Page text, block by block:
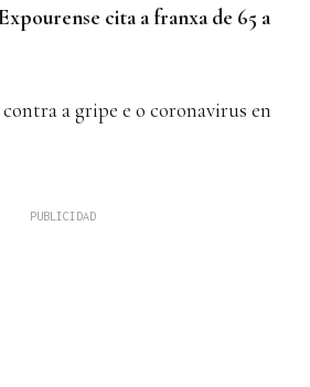
cita a franxa de 65 a
a gripe e o coronavirus en